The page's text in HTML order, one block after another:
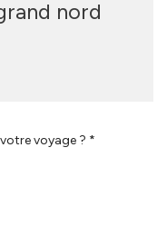
nord
voyage ? *